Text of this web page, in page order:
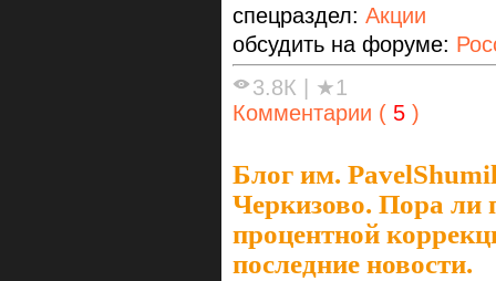
спецраздел: Акции
обсудить на форуме:
3.8К
★1
Комментарии ( 5 )
Блог им.
Черкизово. Пора ли
процентной
последние новости.